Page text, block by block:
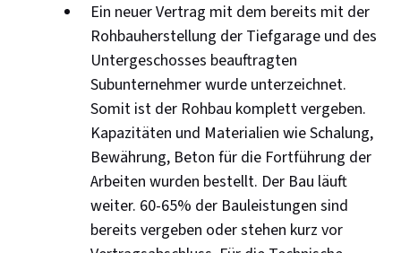
Ein neuer Vertrag mit dem bereits mit der
Rohbauherstellung der Tiefgarage und des
Untergeschosses beauftragten
Subunternehmer wurde unterzeichnet.
Somit ist der Rohbau komplett vergeben.
Kapazitäten und Materialien wie Schalung,
Bewährung, Beton für die Fortführung der
Arbeiten wurden bestellt. Der Bau läuft
weiter. 60-65% der Bauleistungen sind
bereits vergeben oder stehen kurz vor